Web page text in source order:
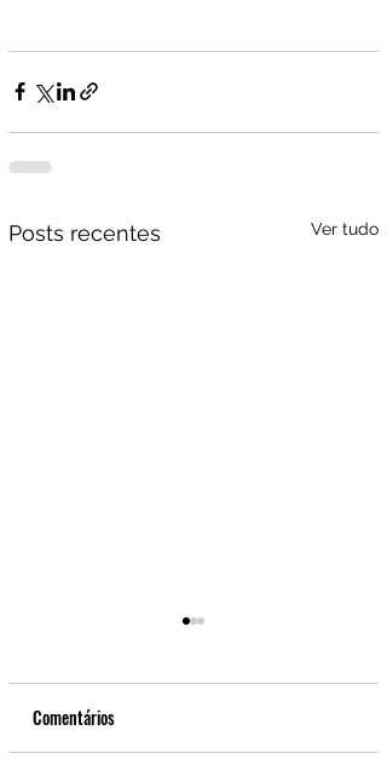
Posts recentes Ver tudo
Comentários